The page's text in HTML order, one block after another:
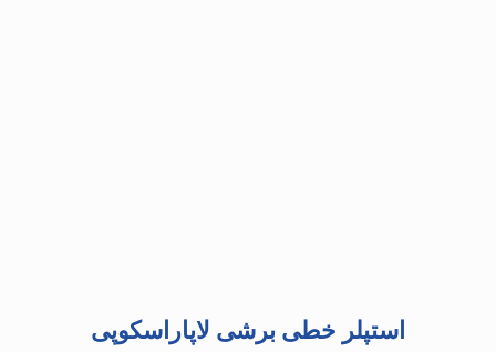
استپلر خطی برشی لاپاراسکوپی